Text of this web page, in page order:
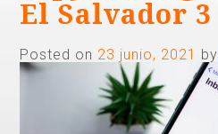
El Salvador 3
Posted on 23 junio, 2021 by